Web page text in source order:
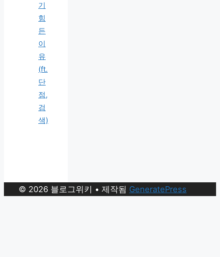
기
힘
든
이
유
(ft.
단
점,
검
색)
© 2026 블로그위키 • 제작됨 GeneratePress